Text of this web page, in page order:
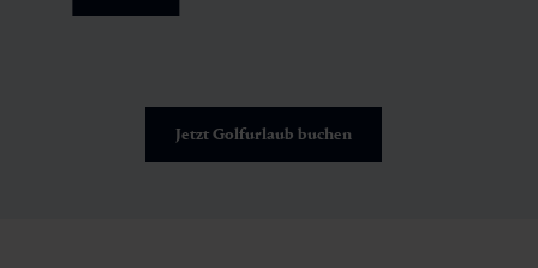
Jetzt Golfurlaub buchen